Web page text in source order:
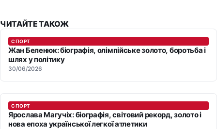
ЧИТАЙТЕ ТАКОЖ
СПОРТ
Жан Беленюк: біографія, олімпійське золото, боротьба і
шлях у політику
30/06/2026
СПОРТ
Ярослава Магучіх: біографія, світовий рекорд, золото і
нова епоха української легкої атлетики